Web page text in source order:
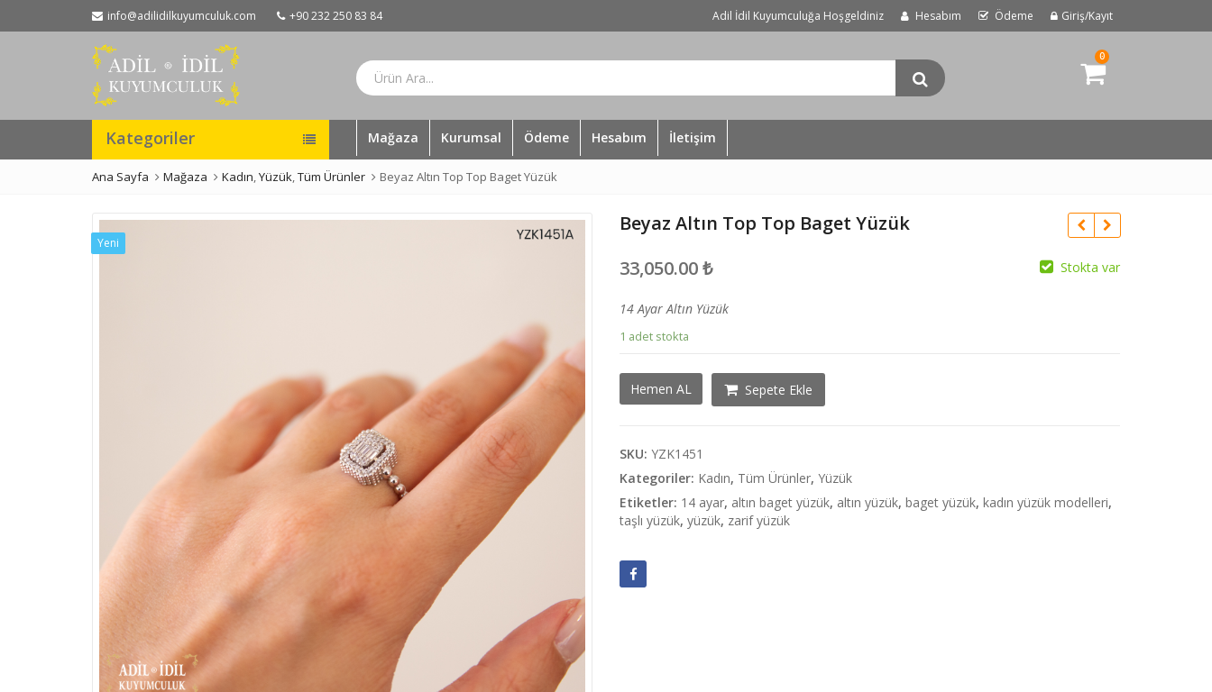
info@adilidilkuyumculuk.com +90 232 250 83 84 Adil İdil Kuyumculuğa Hoşgeldiniz Hesabım Ödeme Giriş/Kayıt
0
Kategoriler Mağaza Kurumsal Ödeme Hesabım İletişim
Ana Sayfa Mağaza Kadın,Yüzük,Tüm Ürünler Beyaz Altın Top Top Baget Yüzük
Yeni
Beyaz Altın Top Top Baget Yüzük
33,050.00₺ Stokta var
14 Ayar Altın Yüzük
1 adet stokta
Hemen AL
Beyaz
Altın
Yüzük
adet
Sepete Ekle
SKU: YZK1451
Kategoriler: Kadın, Tüm Ürünler, Yüzük
Etiketler: 14 ayar, altın baget yüzük, altın yüzük, baget yüzük, kadın yüzük modelleri,
taşlı yüzük, yüzük, zarif yüzük